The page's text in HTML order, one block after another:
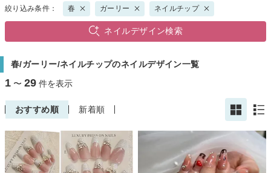
絞り込み条件： 春 ガーリー ネイルチップ
ネイルデザイン検索
春/ガーリー/ネイルチップのネイルデザイン一覧
1 〜 29 件を表示
おすすめ順 新着順